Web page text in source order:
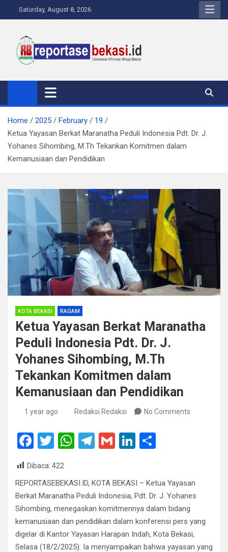
to
Saturday, August 8, 2026
Reportase Bekasi
Cakrawala Informasi Warga Bekasi
Home 2025 February
19
Ketua Yayasan Berkat Maranatha Peduli Indonesia Pdt. Dr. J.
Yohanes Sihombing, M.Th Tekankan Komitmen dalam
Kemanusiaan dan Pendidikan
KOTA BEKASI RAGAM
Ketua Yayasan Berkat Maranatha
Peduli Indonesia Pdt. Dr. J.
Yohanes Sihombing, M.Th
Tekankan Komitmen dalam
Kemanusiaan dan Pendidikan
1 year ago Redaksi Redaksi No Comments
F
ce
b
o
o
k
T
tt
er
W
s
A
p
p
T
gr
a
m
G
Li
dI
n
e
Dibaca: 422
REPORTASEBEKASI.ID, KOTA BEKASI – Ketua Yayasan
Berkat Maranatha Peduli Indonesia, Pdt. Dr. J. Yohanes
Sihombing, menegaskan komitmennya dalam bidang
kemanusiaan dan pendidikan dalam konferensi pers yang
digelar di Kantor Yayasan Harapan Indah, Kota Bekasi,
Selasa (18/2/2025). Ia menyampaikan bahwa yayasan yang